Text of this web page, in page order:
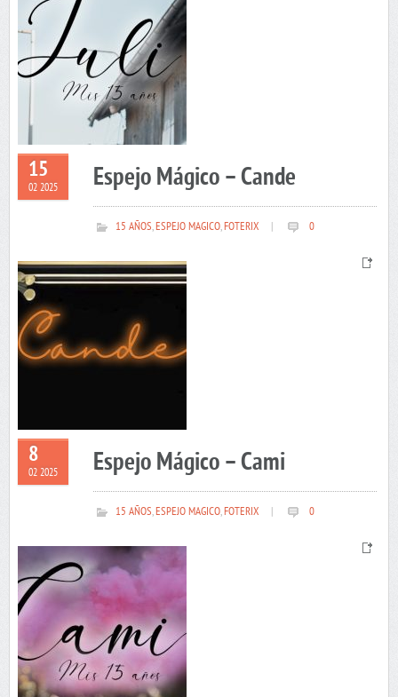
15
02 2025 Espejo Mágico – Cande
15 AÑOS,ESPEJO MAGICO,FOTERIX 0
8
02 2025 Espejo Mágico – Cami
15 AÑOS,ESPEJO MAGICO,FOTERIX 0